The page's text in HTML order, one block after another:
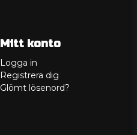
Mitt konto
Logga in
Registrera dig
Glömt lösenord?